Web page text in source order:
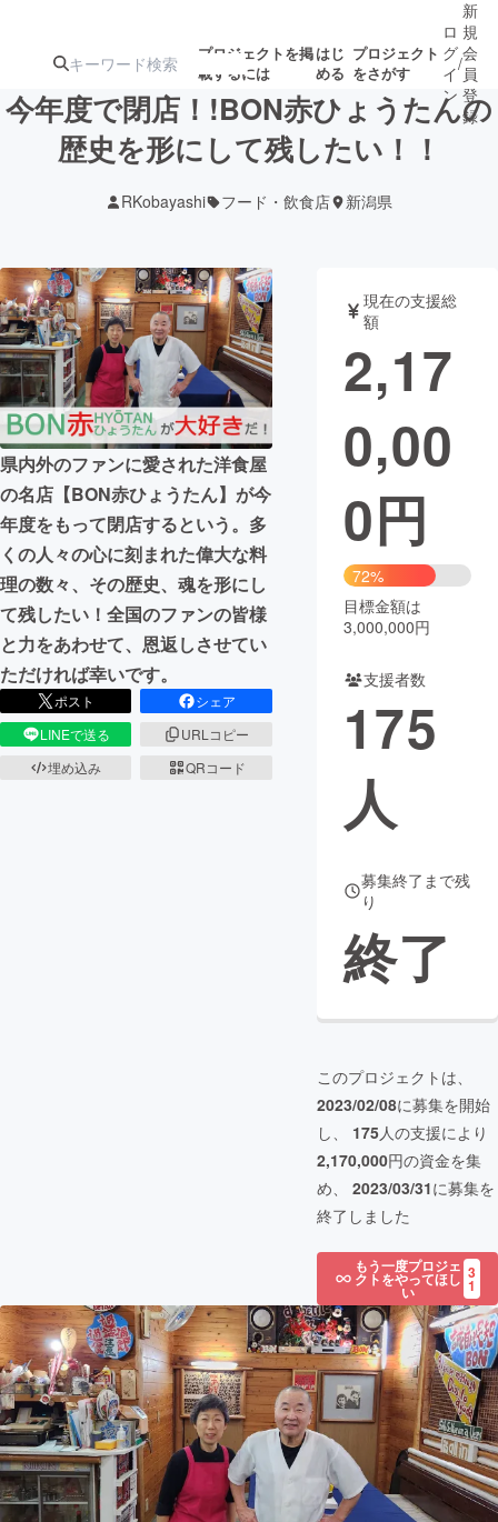
プロジェクトを掲
載するには
はじ
める
プロジェクト
をさがす
ターン
ジェクト
募集終了が近いプ
ロジェクト
アート・写真 音楽
テクノロジー・ガジェット ゲーム・サ
映像・映画
ビジネス・起業
まちづくり・地域活性化
CAMPFIRE for Social Good
CAMPFIRE Creation
CAMPFIREふるさと納税 machi-ya コミュニティ
ロ
グ
イ
ン
/
新
規
会
員
登
録
今年度で閉店！!BON赤ひょうたんの
歴史を形にして残したい！！
RKobayashi フード・飲食店 新潟県
県内外のファンに愛された洋食屋
の名店【BON赤ひょうたん】が今
年度をもって閉店するという。多
くの人々の心に刻まれた偉大な料
理の数々、その歴史、魂を形にし
て残したい！全国のファンの皆様
と力をあわせて、恩返しさせてい
ただければ幸いです。
ポスト
シェア
LINEで送る
URLコピー
埋め込み
QRコード
現在の支援総
額
2,17
0,00
0円
72%
目標金額は
3,000,000円
支援者数
175
人
募集終了まで残
り
終了
このプロジェクトは、
2023/02/08に募集を開始
し、 175人の支援により
2,170,000円の資金を集
め、 2023/03/31に募集を
終了しました
もう一度プロジェ
クトをやってほし
い
3
1